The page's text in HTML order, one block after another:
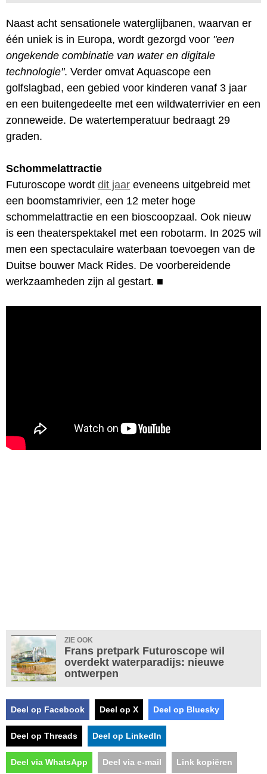
Naast acht sensationele waterglijbanen, waarvan er
één uniek is in Europa, wordt gezorgd voor "een
ongekende combinatie van water en digitale
technologie". Verder omvat Aquascope een
golfslagbad, een gebied voor kinderen vanaf 3 jaar
en een buitengedeelte met een wildwaterrivier en een
zonneweide. De watertemperatuur bedraagt 29
graden.
Schommelattractie
Futuroscope wordt dit jaar eveneens uitgebreid met
een boomstamrivier, een 12 meter hoge
schommelattractie en een bioscoopzaal. Ook nieuw
is een theaterspektakel met een robotarm. In 2025 wil
men een spectaculaire waterbaan toevoegen van de
Duitse bouwer Mack Rides. De voorbereidende
werkzaamheden zijn al gestart. ■
ZIE OOK
Frans pretpark Futuroscope wil
overdekt waterparadijs: nieuwe
ontwerpen
Deel op Facebook Deel op X Deel op Bluesky
Deel op Threads Deel op LinkedIn
Deel via WhatsApp Deel via e-mail Link kopiëren